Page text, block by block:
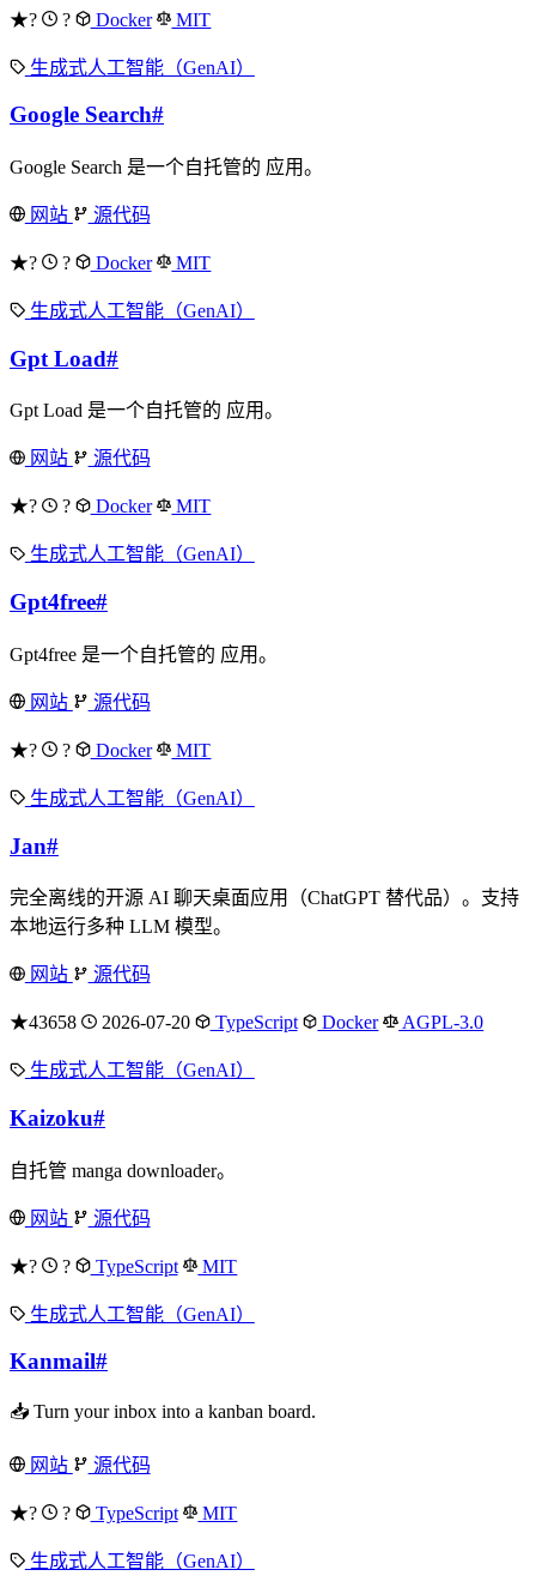
★? ? Docker MIT
生成式人工智能（GenAI）
Google Search#
Google Search 是一个自托管的 应用。
网站 源代码
★? ? Docker MIT
生成式人工智能（GenAI）
Gpt Load#
Gpt Load 是一个自托管的 应用。
网站 源代码
★? ? Docker MIT
生成式人工智能（GenAI）
Gpt4free#
Gpt4free 是一个自托管的 应用。
网站 源代码
★? ? Docker MIT
生成式人工智能（GenAI）
Jan#
完全离线的开源 AI 聊天桌面应用（ChatGPT 替代品）。支持
本地运行多种 LLM 模型。
网站 源代码
★43658 2026-07-20 TypeScript Docker AGPL-3.0
生成式人工智能（GenAI）
Kaizoku#
自托管 manga downloader。
网站 源代码
★? ? TypeScript MIT
生成式人工智能（GenAI）
Kanmail#
📥 Turn your inbox into a kanban board.
网站 源代码
★? ? TypeScript MIT
生成式人工智能（GenAI）